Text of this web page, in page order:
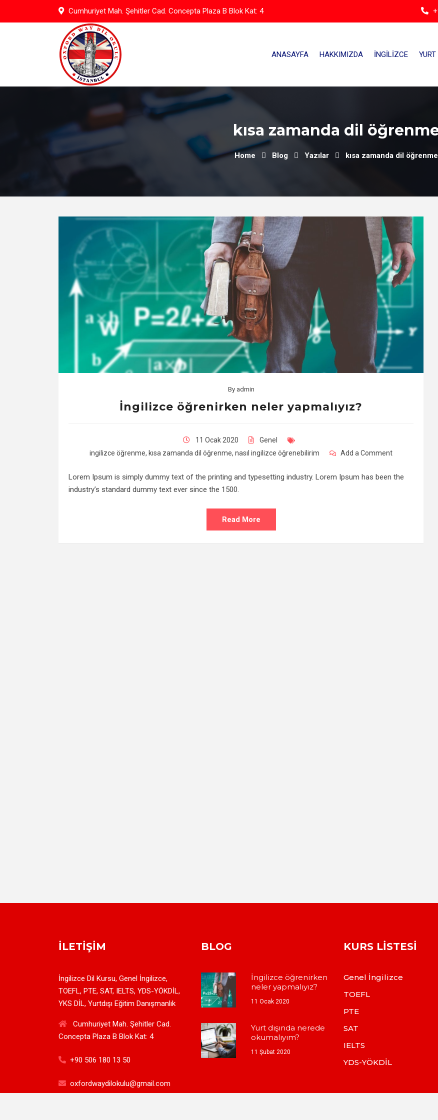
Cumhuriyet Mah. Şehitler Cad. Concepta Plaza B Blok Kat: 4
ANASAYFA HAKKIMIZDA İNGILIZCE
kısa zamanda dil
Home Blog Yazılar kısa zamanda dil öğrenme
By admin
İngilizce öğrenirken neler yapmalıyız?
11 Ocak 2020
Genel
ingilizce öğrenme, kısa zamanda dil öğrenme, nasıl ingilizce öğrenebilirim Add a Comment
Lorem Ipsum is simply dummy text of the printing and typesetting industry. Lorem Ipsum has been the
industry’s standard dummy text ever since the 1500.
Read More
İLETIŞIM
İngilizce Dil Kursu, Genel İngilizce,
TOEFL, PTE, SAT, IELTS, YDS-YÖKDİL,
YKS DİL, Yurtdışı Eğitim Danışmanlık
Cumhuriyet Mah. Şehitler Cad.
Concepta Plaza B Blok Kat: 4
+90 506 180 13 50
oxfordwaydilokulu@gmail.com
BLOG
İngilizce öğrenirken
neler yapmalıyız?
11 Ocak 2020
Yurt dışında nerede
okumalıyım?
11 Şubat 2020
KURS LISTESI
Genel İngilizce
TOEFL
PTE
SAT
IELTS
YDS-YÖKDİL